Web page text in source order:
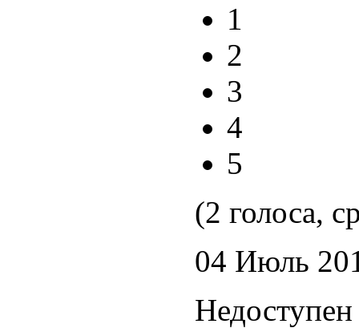
1
2
3
4
5
(2 голоса,
04 Июль